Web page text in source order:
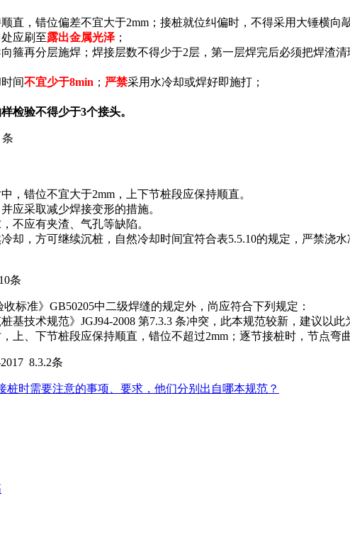
直，错位偏差不宜大于2mm；接桩就位纠偏时，不得采用大锤横向
应刷至露出金属光泽；
箍再分层施焊；焊接层数不得少于2层，第一层焊完后必须把焊渣
间不宜少于8min ； 严禁采用水冷却或焊好即施打；
检验不得少于3个接头。
，错位不宜大于2mm，上下节桩段应保持顺直。
应采取减少焊接变形的措施。
不应有夹渣、气孔等缺陷。
却，方可继续沉桩，自然冷却时间宜符合表5.5.10的规定，严禁浇水
条
标准》GB50205中二级焊缝的规定外，尚应符合下列规定：
基技术规范》JGJ94-2008 第7.3.3 条冲突，此本规范较新，建议以此
、下节桩段应保持顺直，错位不超过2mm；逐节接桩时，节点弯
8.3.2条
桩时需要注意的事项、要求，他们分别出自哪本规范？